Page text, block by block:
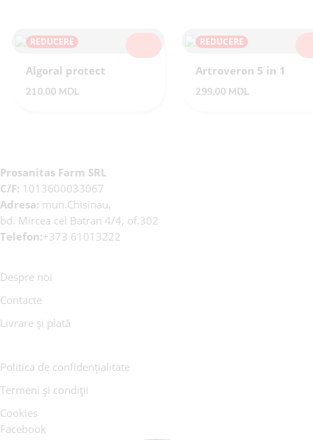
REDUCERE
Algoral protect
210,00 MDL
REDUCERE
Artroveron 5 in 1
299,00 MDL
Prosanitas Farm SRL
C/F: 1013600033067
Adresa: mun.Chisinau,
bd. Mircea cel Batran 4/4, of.302
Telefon:+373 61013222
Despre noi
Contacte
Livrare și plată
Politica de confidențialitate
Termeni și condiții
Cookies
Facebook